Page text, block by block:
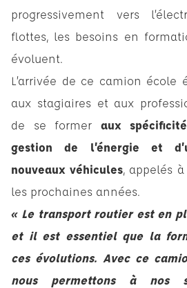
progressivement vers
flottes, les besoins en
évoluent.
L’arrivée de ce camion école
aux stagiaires et aux
de se former aux
gestion de l’énergie et
nouveaux véhicules, appelés
les prochaines années.
« Le transport routier est en
et il est essentiel que la
ces évolutions. Avec ce
nous permettons à nos